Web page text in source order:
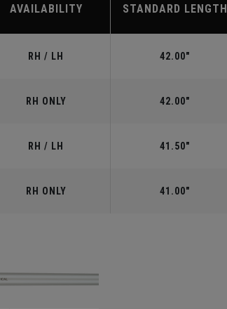
AVAILABILITY STANDARD LENGTH
RH / LH 42.00"
RH ONLY 42.00"
RH / LH 41.50"
RH ONLY 41.00"